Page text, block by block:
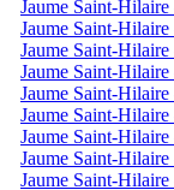
Jaume Saint-
Jaume Saint-
Jaume Saint-
Jaume Saint-
Jaume Saint-
Jaume Saint-
Jaume Saint-
Jaume Saint-
Jaume Saint-